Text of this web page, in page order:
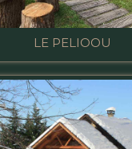
LE PELIOOU